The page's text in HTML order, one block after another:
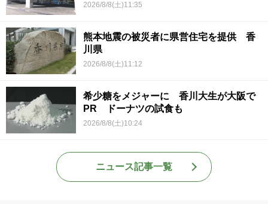
2026/8/8(土)11:35
熊本地震の被災者に県営住宅を提供 香
川県
2026/8/8(土)11:12
希少糖をメジャーに 香川大生が大阪で
PR ドーナツの試食も
2026/8/8(土)10:24
ニュース記事一覧